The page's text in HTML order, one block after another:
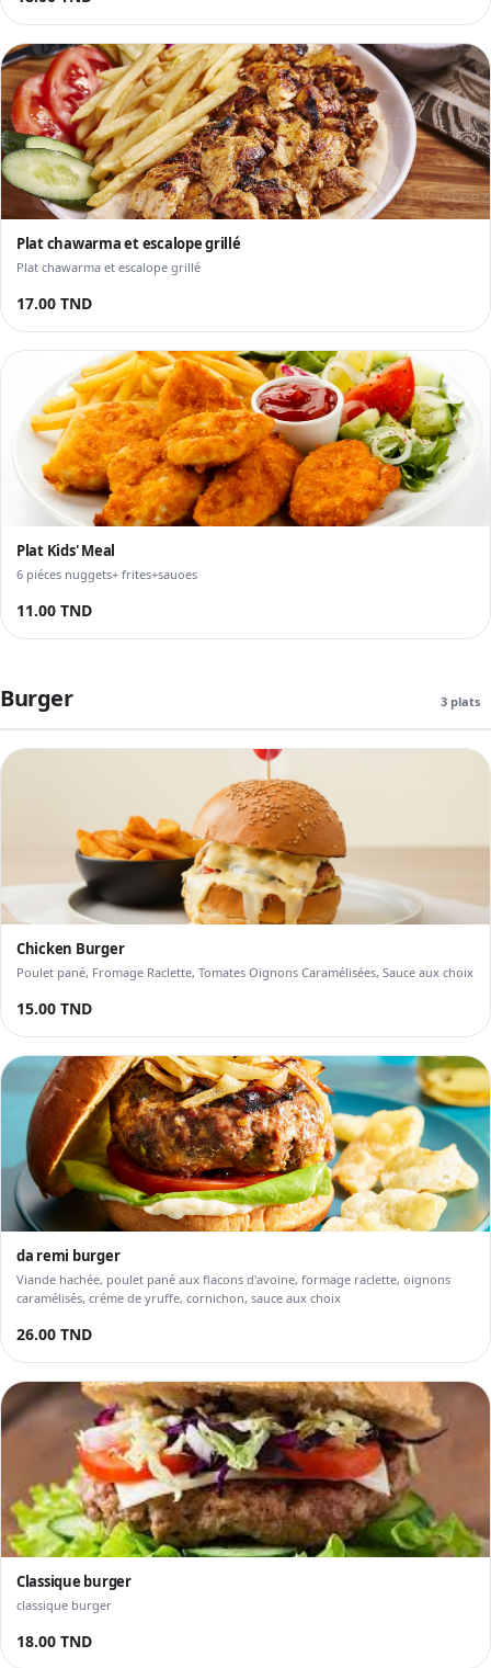
Plat chawarma et escalope grillé
Plat chawarma et escalope grillé
17.00 TND
Plat Kids' Meal
6 piéces nuggets+ frites+sauoes
11.00 TND
Burger 3 plats
Chicken Burger
Poulet pané, Fromage Raclette, Tomates Oignons Caramélisées, Sauce aux choix
15.00 TND
da remi burger
Viande hachée, poulet pané aux flacons d'avoine, formage raclette, oignons
caramélisés, créme de yruffe, cornichon, sauce aux choix
26.00 TND
Classique burger
classique burger
18.00 TND